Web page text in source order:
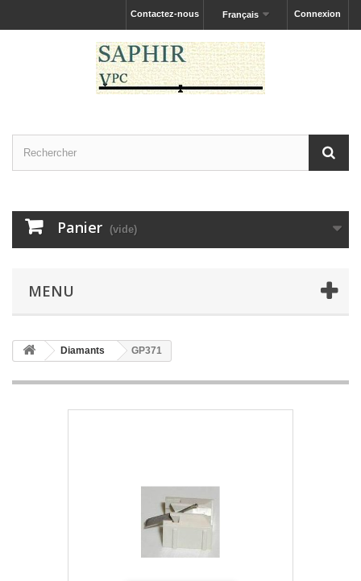
Connexion
Français
Contactez-nous
Panier (vide)
MENU
Diamants GP371